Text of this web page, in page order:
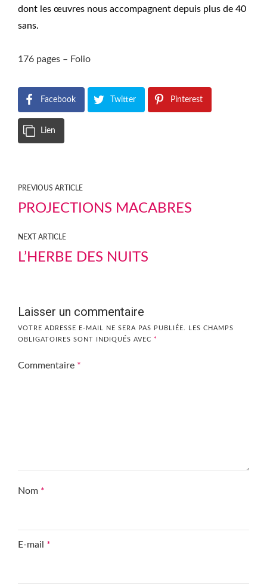
dont les œuvres nous accompagnent depuis plus de 40
sans.
176 pages – Folio
Facebook Twitter Pinterest
Lien
PREVIOUS ARTICLE
PROJECTIONS MACABRES
NEXT ARTICLE
L’HERBE DES NUITS
Laisser un commentaire
VOTRE ADRESSE E-MAIL NE SERA PAS PUBLIÉE.
LES CHAMPS
OBLIGATOIRES SONT INDIQUÉS AVEC *
Commentaire *
Nom *
E-mail *